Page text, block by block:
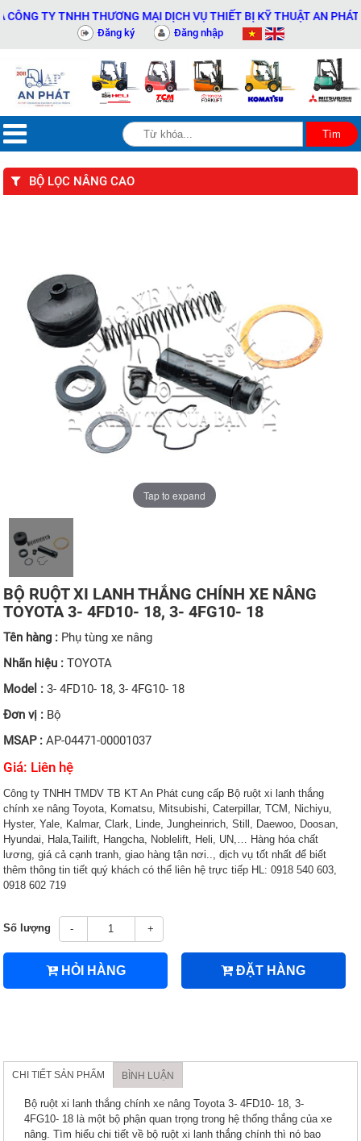
TY TNHH THƯƠNG MẠI DỊCH VỤ THIẾT BỊ KỸ THUẬT AN PHÁT -
Đăng ký Đăng nhập
BỘ LỌC NÂNG CAO
Tap to expand
BỘ RUỘT XI LANH THẮNG CHÍNH XE NÂNG
TOYOTA 3- 4FD10- 18, 3- 4FG10- 18
Tên hàng : Phụ tùng xe nâng
Nhãn hiệu :TOYOTA
Model :3- 4FD10- 18, 3- 4FG10- 18
Đơn vị : Bộ
MSAP :AP-04471-00001037
Giá: Liên hệ
Công ty TNHH TMDV TB KT An Phát cung cấp Bộ ruột xi lanh thắng
chính xe nâng Toyota, Komatsu, Mitsubishi, Caterpillar, TCM, Nichiyu,
Hyster, Yale, Kalmar, Clark, Linde, Jungheinrich, Still, Daewoo, Doosan,
Hyundai, Hala,Tailift, Hangcha, Noblelift, Heli, UN,… Hàng hóa chất
lương, giá cả cạnh tranh, giao hàng tận nơi.., dịch vụ tốt nhất để biết
thêm thông tin tiết quý khách có thể liên hệ trực tiếp HL: 0918 540 603,
0918 602 719
Số lượng - +
HỎI HÀNG ĐẶT HÀNG
CHI TIẾT SẢN PHẨM BÌNH LUẬN
Bộ ruột xi lanh thắng chính xe nâng Toyota 3- 4FD10- 18, 3-
4FG10- 18 là một bộ phận quan trọng trong hệ thống thắng của xe
nâng. Tìm hiểu chi tiết về bộ ruột xi lanh thắng chính thì nó bao